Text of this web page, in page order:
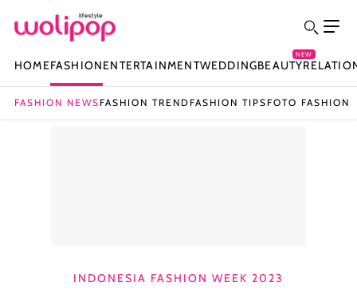
HOMEFASHIONENTERTAINMENTWEDDINGBEAUTY
NEW
FASHION NEWS FASHION TREND FASHION TIPS FOTO FASHION
INDONESIA FASHION WEEK 2023